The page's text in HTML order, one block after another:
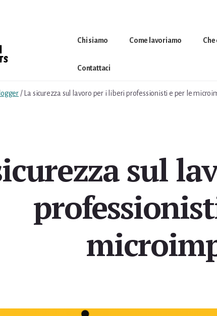
Chi siamo Come lavoriamo
Contattaci
/La sicurezza sul lavoro per i liberi professionisti e per le
sul